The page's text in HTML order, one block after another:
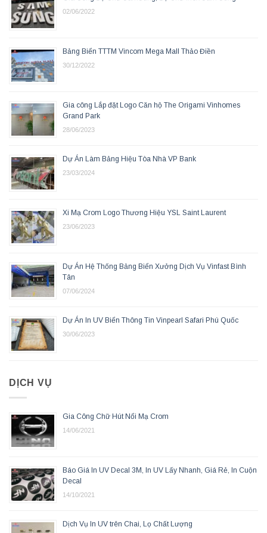
02/06/2022
Bảng Biển TTTM Vincom Mega Mall Thảo Điền
30/12/2022
Gia công Lắp đặt Logo Căn hộ The Origami Vinhomes
Grand Park
28/06/2023
Dự Án Làm Bảng Hiệu Tòa Nhà VP Bank
23/03/2024
Xi Mạ Crom Logo Thương Hiệu YSL Saint Laurent
23/06/2023
Dự Án Hệ Thống Bảng Biển Xưởng Dịch Vụ Vinfast Bình
Tân
07/06/2024
Dự Án In UV Biển Thông Tin Vinpearl Safari Phú Quốc
30/06/2023
DỊCH VỤ
Gia Công Chữ Hút Nổi Mạ Crom
14/06/2021
Báo Giá In UV Decal 3M, In UV Lấy Nhanh, Giá Rẻ, In Cuộn
Decal
14/10/2021
Dịch Vụ In UV trên Chai, Lọ Chất Lượng